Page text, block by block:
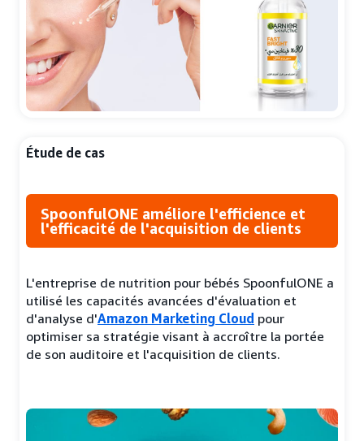
Étude de cas
SpoonfulONE améliore l'efficience et
l'efficacité de l'acquisition de clients
L'entreprise de nutrition pour bébés SpoonfulONE a
utilisé les capacités avancées d'évaluation et
d'analyse d'Amazon Marketing Cloud pour
optimiser sa stratégie visant à accroître la portée
de son auditoire et l'acquisition de clients.